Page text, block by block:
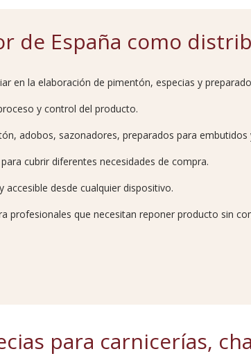
de España como
en la elaboración de pimentón, especias y
y control del producto.
adobos, sazonadores, preparados para embutidos
cubrir diferentes necesidades de compra.
desde cualquier dispositivo.
profesionales que necesitan reponer producto sin
para carnicerías,